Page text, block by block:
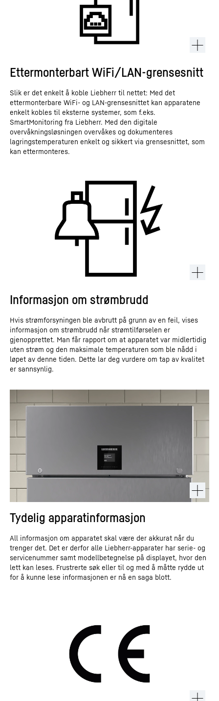
Ettermonterbart WiFi/LAN-grensesnitt
Slik er det enkelt å koble Liebherr til nettet: Med det
ettermonterbare WiFi- og LAN-grensesnittet kan apparatene
enkelt kobles til eksterne systemer, som f.eks.
SmartMonitoring fra Liebherr. Med den digitale
overvåkningsløsningen overvåkes og dokumenteres
lagringstemperaturen enkelt og sikkert via grensesnittet, som
kan ettermonteres.
Informasjon om strømbrudd
Hvis strømforsyningen ble avbrutt på grunn av en feil, vises
informasjon om strømbrudd når strømtilførselen er
gjenopprettet. Man får rapport om at apparatet var midlertidig
uten strøm og den maksimale temperaturen som ble nådd i
løpet av denne tiden. Dette lar deg vurdere om tap av kvalitet
er sannsynlig.
Tydelig apparatinformasjon
All informasjon om apparatet skal være der akkurat når du
trenger det. Det er derfor alle Liebherr-apparater har serie- og
servicenummer samt modellbetegnelse på displayet, hvor den
lett kan leses. Frustrerte søk eller til og med å måtte rydde ut
for å kunne lese informasjonen er nå en saga blott.